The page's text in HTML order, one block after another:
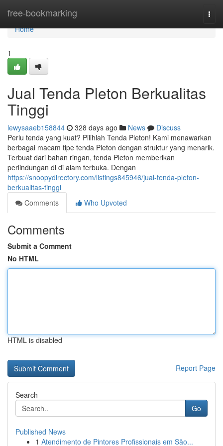
free-bookmarking
Home
Home
1
Jual Tenda Pleton Berkualitas
Tinggi
lewysaaeb158844 328 days ago News
Discuss
Perlu tenda yang kuat? Pilihlah Tenda Pleton! Kami menawarkan
berbagai macam tipe tenda Pleton dengan struktur yang menarik.
Terbuat dari bahan ringan, tenda Pleton memberikan
perlindungan di di alam terbuka. Dengan
https://snoopydirectory.com/listings845946/jual-tenda-pleton-
berkualitas-tinggi
Comments
Who Upvoted
Comments
Submit a Comment
No HTML
HTML is disabled
Report Page
Search
Go
Published News
1 Atendimento de Pintores Profissionais em São...